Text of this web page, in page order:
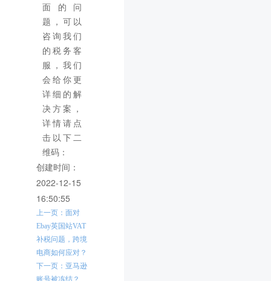
面的问
题，可以
咨询我们
的税务客
服，我们
会给你更
详细的解
决方案，
详情请点
击以下二
维码：
创建时间：
2022-12-15
16:50:55
上一页：面对
Ebay英国站VAT
补税问题，跨境
电商如何应对？
下一页：亚马逊
账号被冻结？